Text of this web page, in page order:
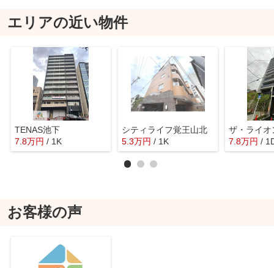
エリアの近い物件
TENAS池下
7.8万円 / 1K
シティライフ覚王山北
5.3万円 / 1K 7.8万円 /
お客様の声